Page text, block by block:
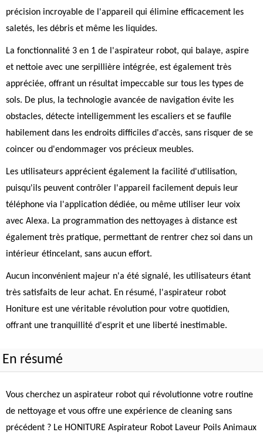
précision incroyable de l'appareil qui élimine efficacement les
saletés, les débris et même les liquides.
La fonctionnalité 3 en 1 de l'aspirateur robot, qui balaye, aspire
et nettoie avec une serpillière intégrée, est également très
appréciée, offrant un résultat impeccable sur tous les types de
sols. De plus, la technologie avancée de navigation évite les
obstacles, détecte intelligemment les escaliers et se faufile
habilement dans les endroits difficiles d'accès, sans risquer de se
coincer ou d'endommager vos précieux meubles.
Les utilisateurs apprécient également la facilité d'utilisation,
puisqu'ils peuvent contrôler l'appareil facilement depuis leur
téléphone via l'application dédiée, ou même utiliser leur voix
avec Alexa. La programmation des nettoyages à distance est
également très pratique, permettant de rentrer chez soi dans un
intérieur étincelant, sans aucun effort.
Aucun inconvénient majeur n'a été signalé, les utilisateurs étant
très satisfaits de leur achat. En résumé, l'aspirateur robot
Honiture est une véritable révolution pour votre quotidien,
offrant une tranquillité d'esprit et une liberté inestimable.
En résumé
Vous cherchez un aspirateur robot qui révolutionne votre routine
de nettoyage et vous offre une expérience de cleaning sans
précédent ? Le HONITURE Aspirateur Robot Laveur Poils Animaux